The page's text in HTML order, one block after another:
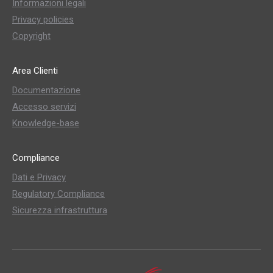
Informazioni legali
Privacy policies
Copyright
Area Clienti
Documentazione
Accesso servizi
Knowledge-base
Compliance
Dati e Privacy
Regulatory Compliance
Sicurezza infrastruttura